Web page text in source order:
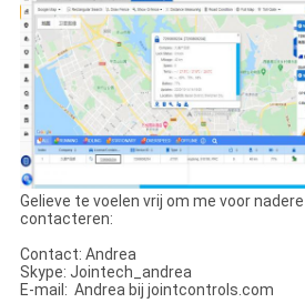
Gelieve te voelen vrij om me voor
contacteren:
Contact: Andrea
Skype: Jointech_andrea
E-mail: Andrea bij jointcontrols.com